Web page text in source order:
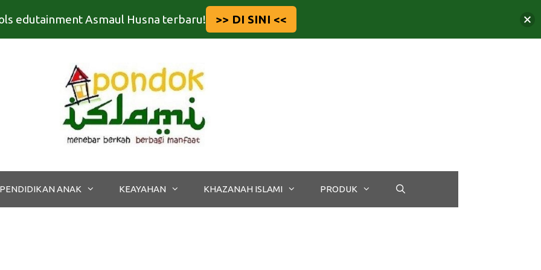
PENDIDIKAN ANAK KEAYAHAN KHAZANAH ISLAMI PRODUK
edutainment Asmaul Husna terbaru! >> DI SINI <<